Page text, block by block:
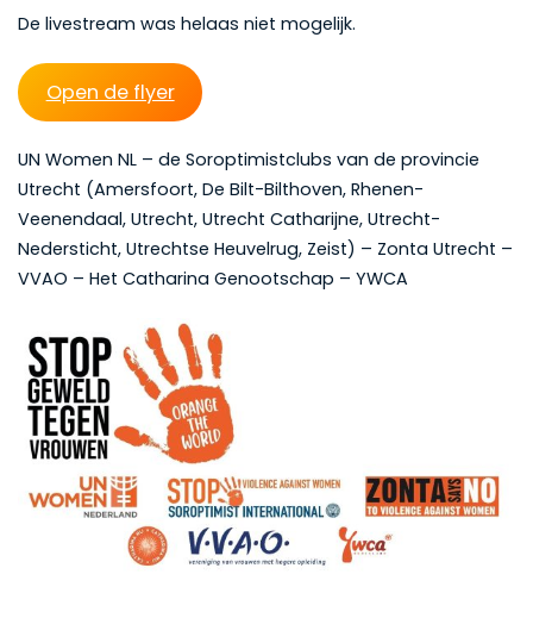
De livestream was helaas niet mogelijk.
Open de flyer
UN Women NL – de Soroptimistclubs van de provincie
Utrecht (Amersfoort, De Bilt-Bilthoven, Rhenen-
Veenendaal, Utrecht, Utrecht Catharijne, Utrecht-
Nedersticht, Utrechtse Heuvelrug, Zeist) – Zonta Utrecht –
VVAO – Het Catharina Genootschap – YWCA